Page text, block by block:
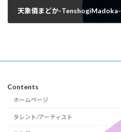
天象儀まどか-TenshogiMadoka-
Contents
ホームページ
タレント/アーティスト